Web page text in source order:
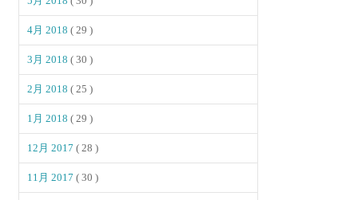
4月 2018( 29 )
3月 2018( 30 )
2月 2018( 25 )
1月 2018( 29 )
12月 2017( 28 )
11月 2017( 30 )